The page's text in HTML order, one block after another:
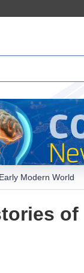
Modern World
of